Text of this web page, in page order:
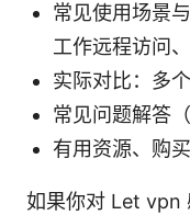
常见使用场景
工作远程访问
实际对比：多
常见问题解答（
有用资源、购
如果你对 Let vpn